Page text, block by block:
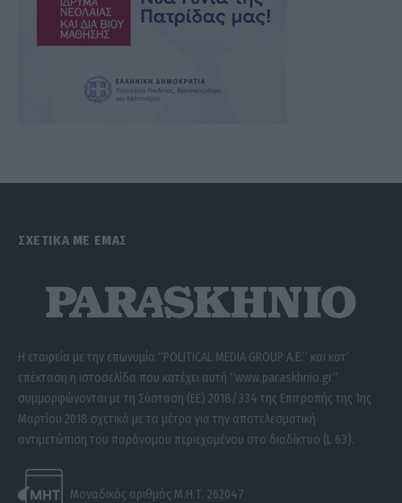
ΣΧΕΤΙΚΑ ΜΕ ΕΜΑΣ
Η εταιρεία με την επωνυμία “POLITICAL MEDIA GROUP A.E.” και κατ’
επέκταση η ιστοσελίδα που κατέχει αυτή “www.paraskhnio.gr”
συμμορφώνονται με τη Σύσταση (ΕΕ) 2018/334 της Επιτροπής της 1ης
Μαρτίου 2018 σχετικά με τα μέτρα για την αποτελεσματική
αντιμετώπιση του παράνομου περιεχομένου στο διαδίκτυο (L 63).
Μοναδικός αριθμός Μ.Η.Τ. 262047